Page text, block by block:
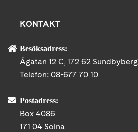
KONTAKT
Besöksadress:
Ågatan 12 C, 172 62 Sundbyberg
Telefon: 08-677 70 10
Postadress:
Box 4086
171 04 Solna